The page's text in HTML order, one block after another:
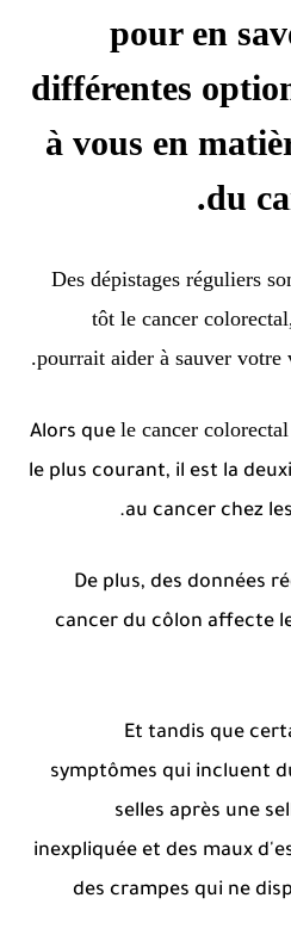
pour en
différentes
à vous en
du
Des dépistages réguliers
tôt le cancer
pourrait aider à sauver votre
Alors que le cancer colorectal
le plus courant, il est la
au cancer chez
De plus, des données
cancer du côlon affecte
Et tandis que
symptômes qui incluent
selles après une
inexpliquée et des maux
des crampes qui ne